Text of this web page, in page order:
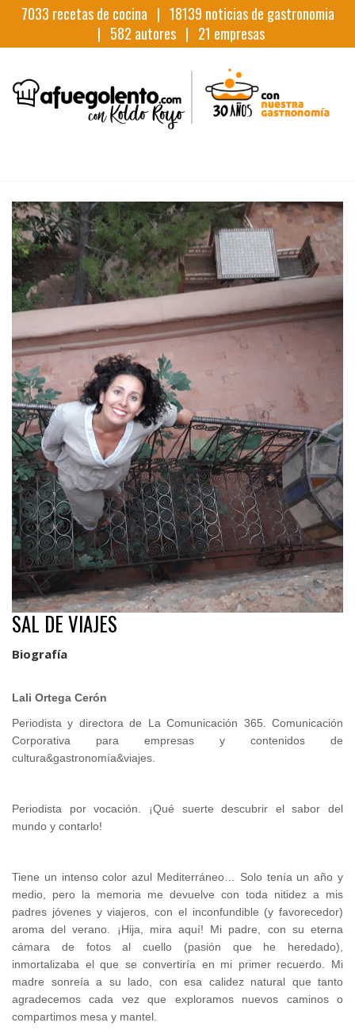
7033 recetas de cocina | 18139 noticias de gastronomia
| 582 autores | 21 empresas
SAL DE VIAJES
Biografía
Lali Ortega Cerón
Periodista y directora de La Comunicación 365. Comunicación
Corporativa para empresas y contenidos de
cultura&gastronomía&viajes.
Periodista por vocación. ¡Qué suerte descubrir el sabor del
mundo y contarlo!
Tiene un intenso color azul Mediterráneo… Solo tenía un año y
medio, pero la memoria me devuelve con toda nitidez a mis
padres jóvenes y viajeros, con el inconfundible (y favorecedor)
aroma del verano. ¡Hija, mira aquí! Mi padre, con su eterna
cámara de fotos al cuello (pasión que he heredado),
inmortalizaba el que se convertiría en mi primer recuerdo. Mi
madre sonreía a su lado, con esa calidez natural que tanto
agradecemos cada vez que exploramos nuevos caminos o
compartimos mesa y mantel.